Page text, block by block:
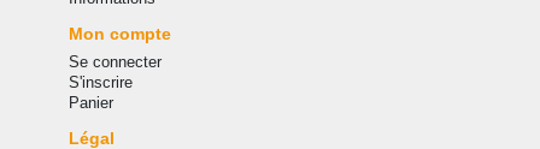
Mon compte
Se connecter
S'inscrire
Panier
Légal